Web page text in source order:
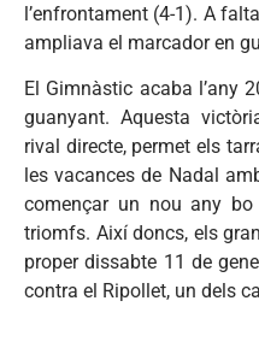
l’enfrontament (4-1). A
ampliava el marcador en
El Gimnàstic acaba l’any
guanyant. Aquesta
rival directe, permet els
les vacances de Nadal
començar un nou any
triomfs. Així doncs, els
proper dissabte 11 de
contra el Ripollet, un dels